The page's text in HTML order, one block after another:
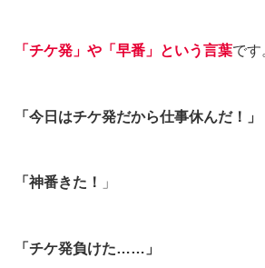
「チケ発」や「早番」という言葉です
「今日はチケ発だから仕事休んだ！」
「神番きた！ 」
「チケ発負けた……」